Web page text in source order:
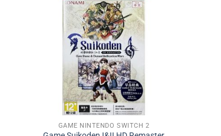
GAME NINTENDO SWITCH 2